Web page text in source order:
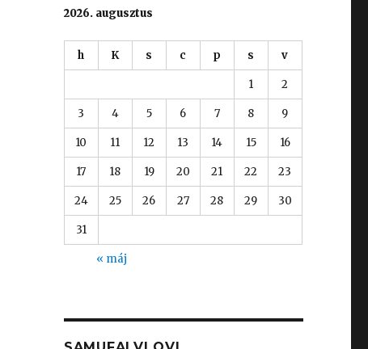
2026. augusztus
h K s c p s v
1 2
3 4 5 6 7 8 9
10 11 12 13 14 15 16
17 18 19 20 21 22 23
24 25 26 27 28 29 30
31
« máj